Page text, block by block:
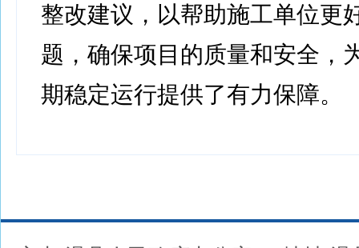
整改建议，以帮助施工单位更
题，确保项目的质量和安全，
期稳定运行提供了有力保障。